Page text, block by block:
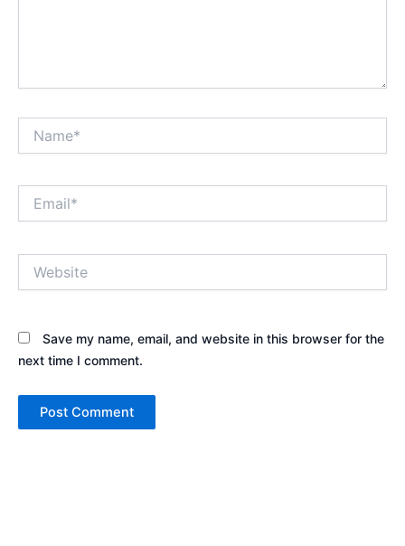
Save my name, email, and website in this browser for the
next time I comment.